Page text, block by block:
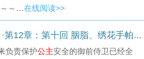
～～…在线阅读>>
《穿越千年的爱恋》·第12章：第十回 胭脂、绣花手帕、幸福铜钱
负责保护公主安全的御前侍卫已经全